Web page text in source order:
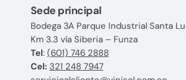
Sede principal
Bodega 3A Parque Industrial Santa
Km 3.3 vía Siberia – Funza
Tel: (601) 746 2888
Cel: 321 248 7947